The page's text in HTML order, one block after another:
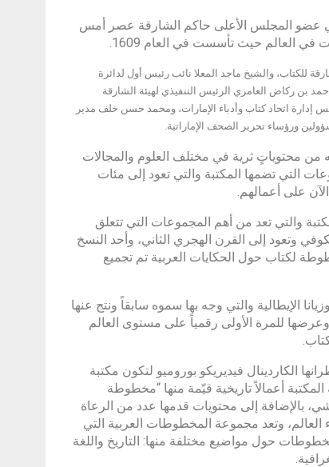
عضو المجلس الأعلى حاكم الشارقة عصر أمس
في العالم حيث تأسست في العام 1609.
والشيخ ماجد المعلا نائب رئيس أول لدائرة
بن ركاض العامري الرئيس التنفيذي لهيئة الشارقة
إدارة اتحاد كتاب وأدباء الإمارات، ومحمد حسن خلف مدير
ورؤساء تحرير الصحف الإماراتية.
محتوياتٍ ثرية في مختلف العلوم والمجالات
التي تضمها المكتبة والتي تعود إلى مئات
على أعمالهم.
والتي تعد من أهم المجموعات التي تتعلق
وتعود إلى القرن الهجري الثاني، وأحد النسخ
لكتاب حول الحكايات العربية تم تجميع
الإيطالية والتي وجه بها سموه سابقاً ونتج عنها
مخطوطة عربية نادرة يعود تاريخها إلى ما يزيد على 450 عاماً وعرضها للمرة الأولى رقمياً على مستوى العالم
في مدينة ميلانو الإيطالية عام 1609 على يد مطرانها الكاردينال فيديريكو بوروميو لتكون مكتبة
ألف كتاب وتشمل مجموعة المكتبة أعمالاً تاريخية قيّمة منها “مخطوطة
دا فينتشي، بالإضافة إلى محتويات قدمها عدد من الرعاة
العالم، وتعد مجموعة المخطوطات العربية التي
حول مواضيع مختلفة منها: التاريخ واللغة